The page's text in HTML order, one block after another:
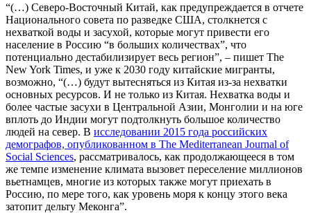
“(…) Северо-Восточный Китай, как предупреждается в отчете
Национального совета по разведке США, столкнется с
нехваткой воды и засухой, которые могут привести его
население в Россию “в больших количествах”, что
потенциально дестабилизирует весь регион”, – пишет The
New York Times, и уже к 2030 году китайские мигранты,
возможно, “(…) будут вытесняться из Китая из-за нехватки
основных ресурсов. И не только из Китая. Нехватка воды и
более частые засухи в Центральной Азии, Монголии и на юге
вплоть до Индии могут подтолкнуть большое количество
людей на север. В исследовании 2015 года российских
демографов, опубликованном в The Mediterranean Journal of
Social Sciences, рассматривалось, как продолжающееся в том
же темпе изменение климата вызовет переселение миллионов
вьетнамцев, многие из которых также могут приехать в
Россию, по мере того, как уровень моря к концу этого века
затопит дельту Меконга”.